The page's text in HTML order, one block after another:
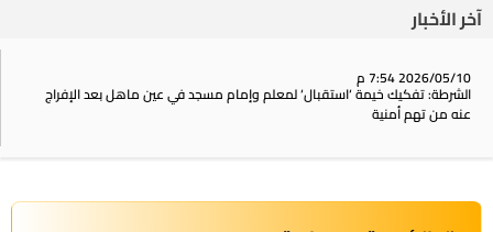
آخر الأخبار
2026/05/10 7:54 م
الشرطة: تفكيك خيمة ‘استقبال‘ لمعلم وإمام مسجد في عين ماهل بعد الإفراج
عنه من تهم أمنية